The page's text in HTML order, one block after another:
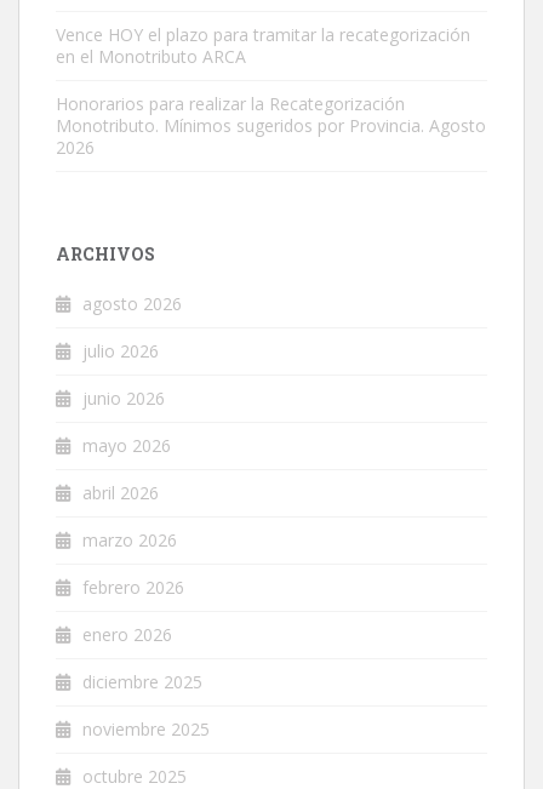
Vence HOY el plazo para tramitar la recategorización
en el Monotributo ARCA
Honorarios para realizar la Recategorización
Monotributo. Mínimos sugeridos por Provincia. Agosto
2026
ARCHIVOS
agosto 2026
julio 2026
junio 2026
mayo 2026
abril 2026
marzo 2026
febrero 2026
enero 2026
diciembre 2025
noviembre 2025
octubre 2025